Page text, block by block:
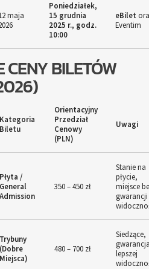
maja
Poniedziałek,
15 grudnia
2025 r., godz.
10:00
eBilet
Eventim
CENY BILETÓW
Kategoria
Biletu
Orientacyjny
Przedział
Cenowy
(PLN)
Uwagi
Płyta /
General
Admission
350 – 450 zł
Stanie na
płycie,
miejsce
gwarancji
Trybuny
(Dobre
Miejsca)
480 – 700 zł
Siedzące,
lepszej